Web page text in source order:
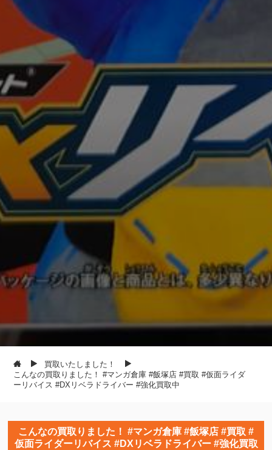
買取いたしました！
こんなの買取りました！ #マンガ倉庫 #飯塚店 #買取 #仮面ライダ
ーリバイス #DXリベラドライバー #強化買取中
こんなの買取りました！ #マンガ倉庫 #飯塚店 #買取 #
仮面ライダーリバイス #DXリベラドライバー #強化買取